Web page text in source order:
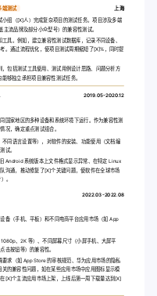
端测试
上海
组（[X]人）完成复杂项目的测试任务。项目涉及多端
主流品牌及部分小众型号）的兼容性测试。
具。例如，建立兼容性测试数据库，记录不同设备、
。通过流程优化，使项目测试周期缩短了[X]%，同时提
包括测试工具使用、测试用例设计思路、问题分析方
够独立承担项目兼容性测试任务。
2019.05-2020.12
国家地区的多种设备和系统环境下运行。作为兼容性测
况，确定重点测试组合。
同语言设置等），对软件的安装、功能使用（文档编
试。
Android 系统版本上文件格式显示异常、在特定 Linux
沟通，推动修复了[X]个关键问题，使软件在全球市场
。
2022.03-2022.08
备（手机、平板）和不同电商平台应用市场（如 App
、2K 等）、不同屏幕尺寸（小屏手机、大屏平
击按钮等）的兼容性。
求（如 App Store 的审核规范、华为应用市场的隐私
的兼容性问题，如在某些应用市场中应用图标显示模
[X]个主流应用市场上架，上线后第一周下载量达到[X]